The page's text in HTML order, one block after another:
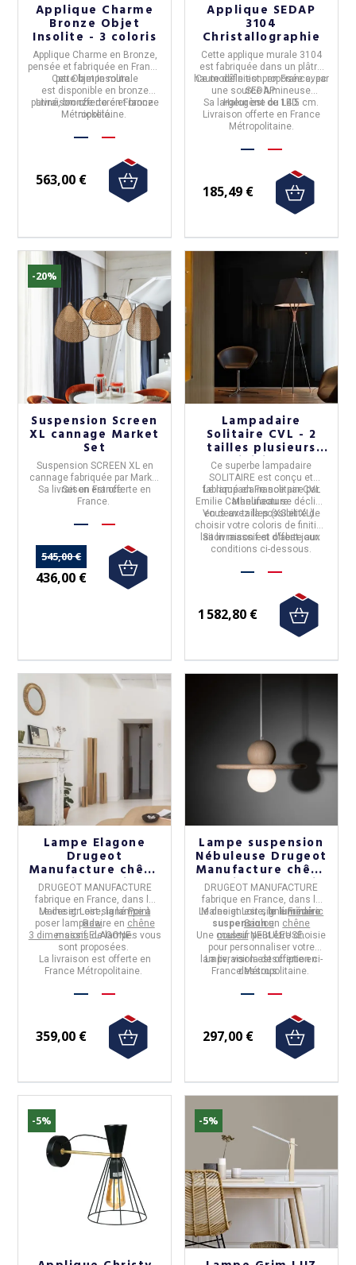
Applique Charme
Bronze Objet
Insolite - 3 coloris
Applique Charme en Bronze,
pensée et fabriquée en France
parObjet Insolite.
Cette lampe murale
est disponible en bronze
patiné, bronze doré et bronze
nickelé.
Livraison offerte en France
Métropolitaine.
563,00 €
Applique SEDAP
3104
Christallographie
Cette applique murale 3104
est fabriquée dans un plâtre
haute définition, enFrance, par
SEDAP.
Ce modèle est proposée avec
une source lumineuse
Halogène ou LED.
Sa largeur est de 14.5 cm.
Livraison offerte en France
Métropolitaine.
185,49 €
-20%
Suspension Screen
XL cannage Market
Set
Suspension SCREEN XL en
cannage fabriquée par Market
SetenFrance.
Sa livraison est offerte en
France.
545,00 €
436,00 €
Lampadaire
Solitaire CVL - 2
tailles plusieurs
finitions
Ce superbe lampadaire
SOLITAIRE est conçu et
fabriqué enFranceparCVL
Manufacture.
Lelampadaire solitairepar
Emilie Cathelineause décline
en deux tailles (XS et XL).
Vous avez la possibilité de
choisir votre coloris de finition
laiton massif et d'abat jour.
Salivraison est offerteaux
conditions ci-dessous.
1 582,80 €
Lampe Elagone
Drugeot
Manufacture chêne
massif - 3 tailles
DRUGEOT MANUFACTURE
fabrique en France, dans le
Maine et Loire, la lampe à
poser lampadaire en chêne
massifELAGONE.
Le design est signéPoint
Raw.
3 dimensions de lampes vous
sont proposées.
La livraison est offerte en
France Métropolitaine.
359,00 €
Lampe suspension
Nébuleuse Drugeot
Manufacture chêne
massif - 14 coloris
DRUGEOT MANUFACTURE
fabrique en France, dans le
Maine et Loire, le luminaire
suspensionen chêne
massifNEBULEUSE.
Le design est signéFrédéric
Saulou.
Une couleur peut être choisie
pour personnaliser votre
lampe, voir la description ci-
dessous.
La livraison est offerte en
France Métropolitaine.
297,00 €
-5% -5%